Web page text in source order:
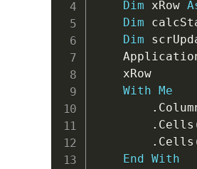
Dim xRow
Dim
Dim
With
Me
.
. Cells
. Cells
End
With